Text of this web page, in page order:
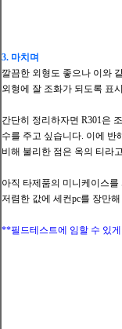
3. 마치며
깔끔한 외형도 좋으나 이와
외형에 잘 조화가 되도록 표
간단히 정리하자면 R301은
수를 주고 싶습니다. 이에 반
비해 불리한 점은 옥의 티라
아직 타제품의 미니케이스
저렴한 값에 세컨pc를 장만
**필드테스트에 임할 수 있